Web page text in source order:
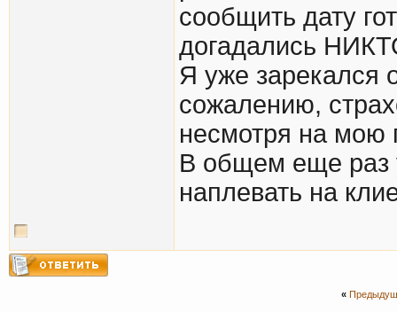
сообщить дату
догадались
Я уже зарекался
сожалению,
несмотря на мою
В общем еще раз
наплевать на
«